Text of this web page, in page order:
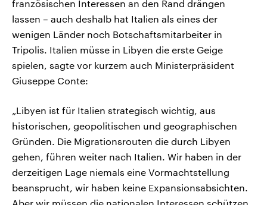
französischen Interessen an den Rand drängen
lassen – auch deshalb hat Italien als eines der
wenigen Länder noch Botschaftsmitarbeiter in
Tripolis. Italien müsse in Libyen die erste Geige
spielen, sagte vor kurzem auch Ministerpräsident
Giuseppe Conte:
„Libyen ist für Italien strategisch wichtig, aus
historischen, geopolitischen und geographischen
Gründen. Die Migrationsrouten die durch Libyen
gehen, führen weiter nach Italien. Wir haben in der
derzeitigen Lage niemals eine Vormachtstellung
beansprucht, wir haben keine Expansionsabsichten.